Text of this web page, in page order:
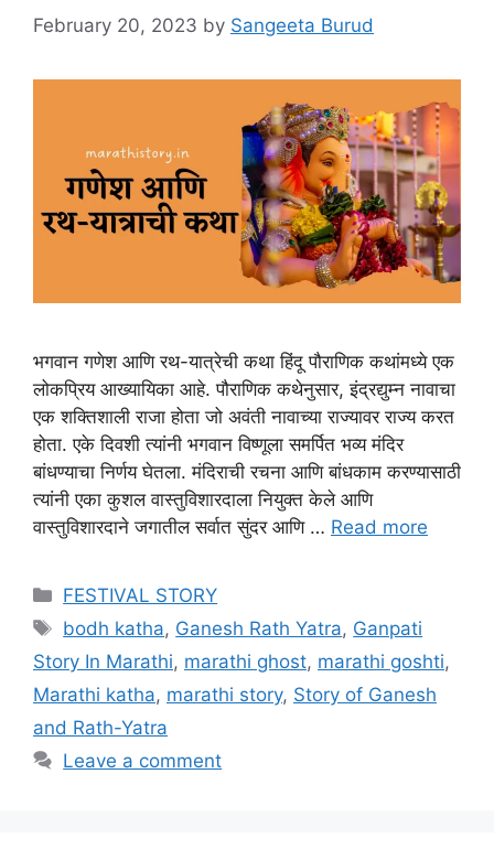
February 20, 2023 by Sangeeta Burud
भगवान गणेश आणि रथ-यात्रेची कथा हिंदू पौराणिक कथांमध्ये एक
लोकप्रिय आख्यायिका आहे. पौराणिक कथेनुसार, इंद्रद्युम्न नावाचा
एक शक्तिशाली राजा होता जो अवंती नावाच्या राज्यावर राज्य करत
होता. एके दिवशी त्यांनी भगवान विष्णूला समर्पित भव्य मंदिर
बांधण्याचा निर्णय घेतला. मंदिराची रचना आणि बांधकाम करण्यासाठी
त्यांनी एका कुशल वास्तुविशारदाला नियुक्त केले आणि
वास्तुविशारदाने जगातील सर्वात सुंदर आणि … Read more
Categories
FESTIVAL STORY
Tags
bodh katha, Ganesh Rath Yatra, Ganpati
Story In Marathi, marathi ghost, marathi goshti,
Marathi katha, marathi story, Story of Ganesh
and Rath-Yatra
Leave a comment